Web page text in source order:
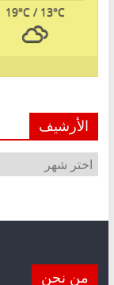
19°C/ 13°C
الأرشيف
الأرشيف
من نحن